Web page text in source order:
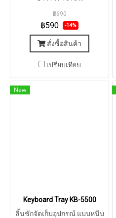
฿690
฿590 -14%
สั่งซื้อสินค้า
เปรียบเทียบ
New
Keyboard Tray KB-5500
ลิ้นชักจัดเก็บอุปกรณ์ แบบหนีบ